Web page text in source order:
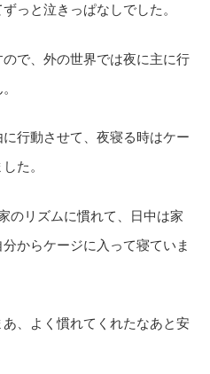
っと泣きっぱなしでした。
で、外の世界では夜に主に行
行動させて、夜寝る時はケー
た。
のリズムに慣れて、日中は家
からケージに入って寝ていま
、よく慣れてくれたなあと安